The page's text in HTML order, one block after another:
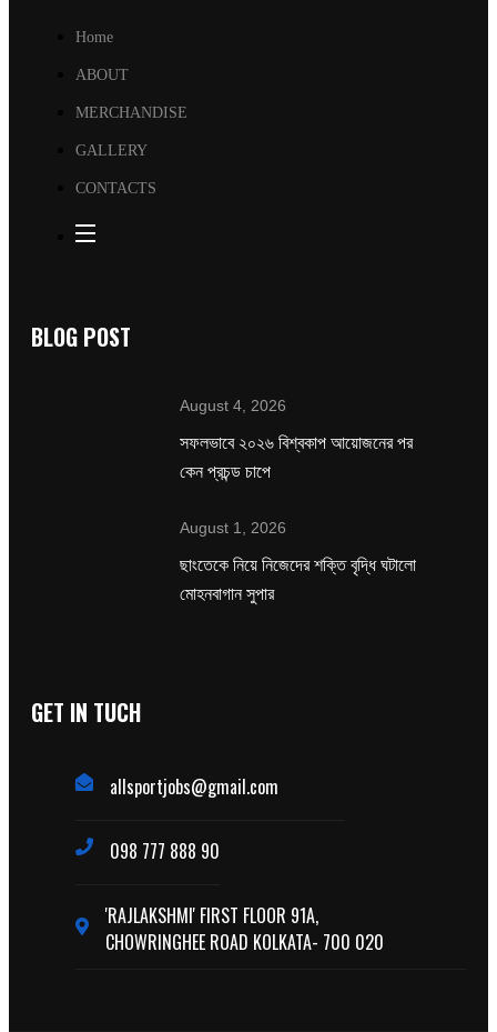
Home
ABOUT
MERCHANDISE
GALLERY
CONTACTS
BLOG POST
August 4, 2026
সফলভাবে ২০২৬ বিশ্বকাপ আয়োজনের পর
কেন প্রচন্ড চাপে
August 1, 2026
ছাংতেকে নিয়ে নিজেদের শক্তি বৃদ্ধি ঘটালো
মোহনবাগান সুপার
GET IN TUCH
allsportjobs@gmail.com
098 777 888 90
'RAJLAKSHMI' FIRST FLOOR 91A,
CHOWRINGHEE ROAD KOLKATA- 700 020